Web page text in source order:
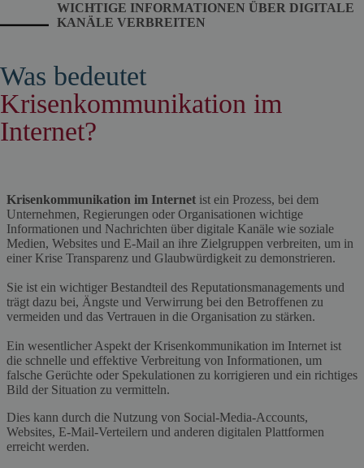
WICHTIGE INFORMATIONEN ÜBER DIGITALE
KANÄLE VERBREITEN
Was bedeutet
Krisenkommunikation im
Internet?
Krisenkommunikation im Internet ist ein Prozess, bei dem
Unternehmen, Regierungen oder Organisationen wichtige
Informationen und Nachrichten über digitale Kanäle wie soziale
Medien, Websites und E-Mail an ihre Zielgruppen verbreiten, um in
einer Krise Transparenz und Glaubwürdigkeit zu demonstrieren.
Sie ist ein wichtiger Bestandteil des Reputationsmanagements und
trägt dazu bei, Ängste und Verwirrung bei den Betroffenen zu
vermeiden und das Vertrauen in die Organisation zu stärken.
Ein wesentlicher Aspekt der Krisenkommunikation im Internet ist
die schnelle und effektive Verbreitung von Informationen, um
falsche Gerüchte oder Spekulationen zu korrigieren und ein richtiges
Bild der Situation zu vermitteln.
Dies kann durch die Nutzung von Social-Media-Accounts,
Websites, E-Mail-Verteilern und anderen digitalen Plattformen
erreicht werden.